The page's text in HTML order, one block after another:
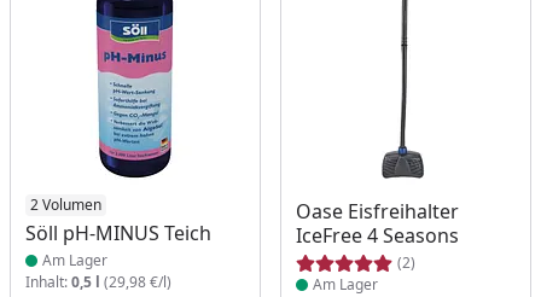
2 Volumen
Söll pH-MINUS Teich
Produkt am Lager
Am Lager
Inhalt:0,5 l (29,98 €/l)
Oase Eisfreihalter
IceFree 4 Seasons
(2)
Produkt am Lager
Am Lager